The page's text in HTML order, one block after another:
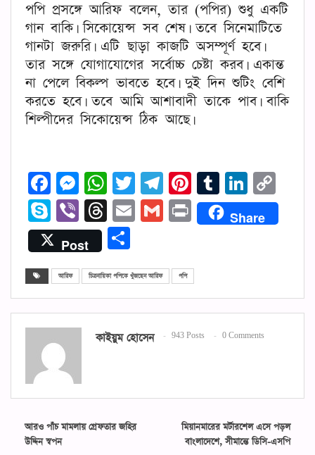
পপি প্রসঙ্গে আরিফ বলেন, তার (পপির) শুধু একটি
গান বাকি। সিকোয়েন্স সব শেষ। তবে সিনেমাটিতে
গানটা জরুরি। এটি ছাড়া কাজটি অসম্পূর্ণ হবে।
তার সঙ্গে যোগাযোগের সর্বোচ্চ চেষ্টা করব। একান্ত
না পেলে বিকল্প ভাবতে হবে। দুই দিন শুটিং বেশি
করতে হবে। তবে আমি আশাবাদী তাকে পাব। বাকি
শিল্পীদের সিকোয়েন্স ঠিক আছে।
Facebook
Messenger
WhatsApp
TwitterTelegram
Pinterest
Tumblr
SkypeViberThreads
EmailGmail
PrintShare
Post
আরিফ চিত্রনায়িকা পপিকে খুঁজছেন আরিফ পপি
কাইয়ুম হোসেন 943 Posts 0 Comments
আরও পাঁচ মামলায় গ্রেফতার জহির
উদ্দিন স্বপন
মিয়ানমারের মর্টারশেল এসে পড়ল
বাংলাদেশে, সীমান্তে ডিসি-এসপি